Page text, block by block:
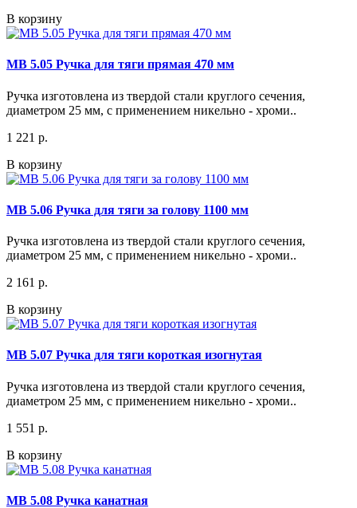
В корзину
МВ 5.05 Ручка для тяги прямая 470 мм
Ручка изготовлена из твердой стали круглого сечения,
диаметром 25 мм, с применением никельно - хроми..
1 221 р.
В корзину
МВ 5.06 Ручка для тяги за голову 1100 мм
Ручка изготовлена из твердой стали круглого сечения,
диаметром 25 мм, с применением никельно - хроми..
2 161 р.
В корзину
МВ 5.07 Ручка для тяги короткая изогнутая
Ручка изготовлена из твердой стали круглого сечения,
диаметром 25 мм, с применением никельно - хроми..
1 551 р.
В корзину
МВ 5.08 Ручка канатная